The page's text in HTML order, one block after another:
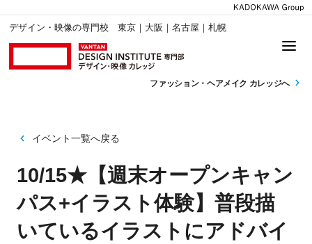
デザイン・映像の専門校 東京｜大阪｜名古屋｜札幌
ファッション・ ヘアメイク カレッジへ
イベント一覧へ戻る
10/15★【週末オープンキャン
パス+イラスト体験】普段描
いているイラストにアドバイ